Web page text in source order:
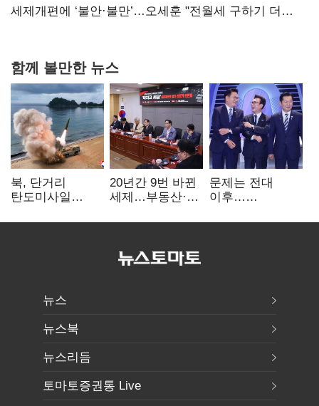
세제개편에 ‘불안·불만’…오세훈 "전월세 구하기 더
함께 볼만한 뉴스
북, 단거리
탄도미사일
"즉각 중단 촉구"
20년간 9번 바뀐
세제…부동산·
건드렸다
문제는 전대
이후…
뒤집힐 땐
뉴스
뉴스북
뉴스리듬
토마토증권통 Live